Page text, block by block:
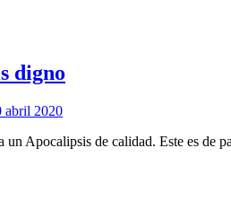
digno
abril 2020
Apocalipsis de calidad. Este es de